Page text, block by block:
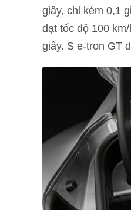
giây, chỉ kém 0,1
đạt tốc độ 100
giây. S e-tron GT